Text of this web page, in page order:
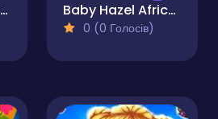
Baby Hazel Backyard Party Baby Hazel African Safari
0 (0 Голосів)